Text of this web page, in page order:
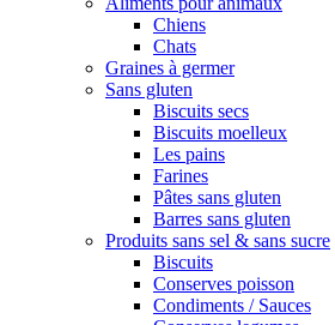
Chiens
Chats
Graines à germer
Sans gluten
Biscuits secs
Biscuits moelleux
Les pains
Farines
Pâtes sans gluten
Barres sans gluten
Produits sans sel & sans sucre
Biscuits
Conserves poisson
Condiments / Sauces